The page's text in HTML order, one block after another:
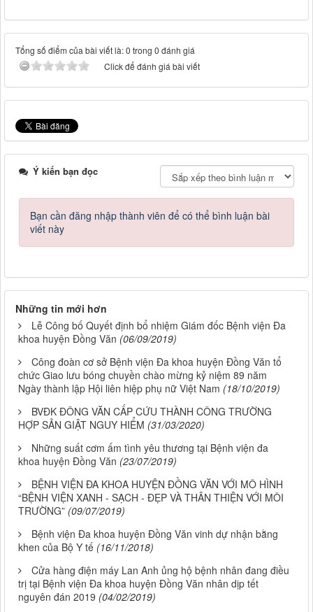
Tổng số điểm của bài viết là: 0 trong 0 đánh giá
Click để đánh giá bài viết
Ý kiến bạn đọc
Bạn cần đăng nhập thành viên để có thể bình luận bài
viết này
Những tin mới hơn
Lễ Công bố Quyết định bổ nhiệm Giám đốc Bệnh viện Đa
khoa huyện Đồng Văn (06/09/2019)
Công đoàn cơ sở Bệnh viện Đa khoa huyện Đồng Văn tổ
chức Giao lưu bóng chuyền chào mừng kỷ niệm 89 năm
Ngày thành lập Hội liên hiệp phụ nữ Việt Nam (18/10/2019)
BVĐK ĐÔNG VĂN CẤP CỨU THÀNH CÔNG TRƯỜNG
HỢP SẢN GIẬT NGUY HIỂM (31/03/2020)
Những suất cơm ấm tình yêu thương tại Bệnh viện đa
khoa huyện Đồng Văn (23/07/2019)
BỆNH VIỆN ĐA KHOA HUYỆN ĐỒNG VĂN VỚI MÔ HÌNH
“BỆNH VIỆN XANH - SẠCH - ĐẸP VÀ THÂN THIỆN VỚI MÔI
TRƯỜNG” (09/07/2019)
Bệnh viện Đa khoa huyện Đồng Văn vinh dự nhận bằng
khen của Bộ Y tế (16/11/2018)
Cửa hàng điện máy Lan Anh ủng hộ bệnh nhân đang điều
trị tại Bệnh viện Đa khoa huyện Đồng Văn nhân dịp tết
nguyên đán 2019 (04/02/2019)